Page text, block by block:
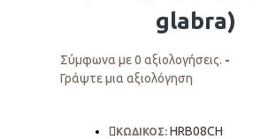
glabra)
Σύμφωνα με 0 αξιολογήσεις. -
Γράψτε μια αξιολόγηση
ΚΩΔΙΚΟΣ: HRB08CH